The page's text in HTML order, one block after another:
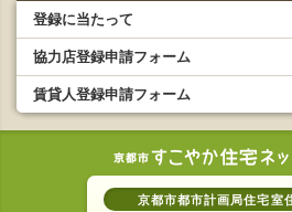
登録に当たって
協力店登録申請フォーム
賃貸人登録申請フォーム
京都市都市計画局住宅室